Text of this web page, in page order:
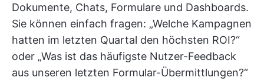
Dokumente, Chats, Formulare und Dashboards.
Sie können einfach fragen: „Welche Kampagnen
hatten im letzten Quartal den höchsten ROI?“
oder „Was ist das häufigste Nutzer-Feedback
aus unseren letzten Formular-Übermittlungen?“